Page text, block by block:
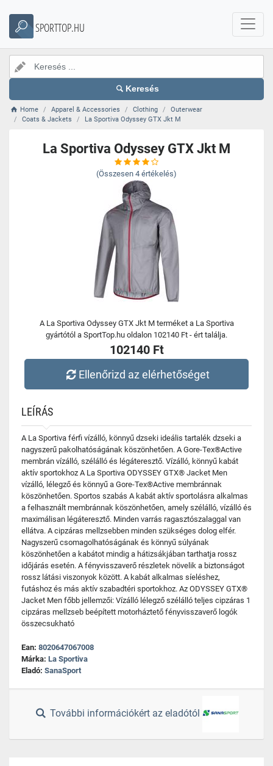
SPORTTOP.HU
Keresés
Home Apparel & Accessories Clothing
Outerwear
Coats & Jackets
La Sportiva Odyssey GTX Jkt M
La Sportiva Odyssey GTX Jkt M
(Összesen 4 értékelés)
A La Sportiva Odyssey GTX Jkt M terméket a La Sportiva
gyártótól a SportTop.hu oldalon 102140 Ft - ért találja.
102140 Ft
Ellenőrizd az elérhetőséget
LEÍRÁS
A La Sportiva férfi vízálló, könnyű dzseki ideális tartalék dzseki a
nagyszerű pakolhatóságának köszönhetően. A Gore-Tex®Active
membrán vízálló, szélálló és légáteresztő. Vízálló, könnyű kabát
aktív sportokhoz A La Sportiva ODYSSEY GTX® Jacket Men
vízálló, lélegző és könnyű a Gore-Tex®Active membránnak
köszönhetően. Sportos szabás A kabát aktív sportolásra alkalmas
a felhasznált membránnak köszönhetően, amely szélálló, vízálló és
maximálisan légáteresztő. Minden varrás ragasztószalaggal van
ellátva. A cipzáras mellzsebben minden szükséges dolog elfér.
Nagyszerű csomagolhatóságának és könnyű súlyának
köszönhetően a kabátot mindig a hátizsákjában tarthatja rossz
időjárás esetén. A fényvisszaverő részletek növelik a biztonságot
rossz látási viszonyok között. A kabát alkalmas síeléshez,
futáshoz és más aktív szabadtéri sportokhoz. Az ODYSSEY GTX®
Jacket Men főbb jellemzői: Vízálló lélegző szélálló teljes cipzáras 1
cipzáras mellzseb beépített motorháztető fényvisszaverő logók
összecsukható
Ean: 8020647067008
Márka: La Sportiva
Eladó: SanaSport
További információkért az eladótól